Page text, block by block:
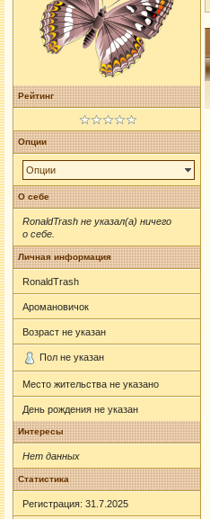
Рейтинг
Опции
Опции
О себе
RonaldTrash не указал(а) ничего
о себе.
Личная информация
RonaldTrash
Аромановичок
Возраст не указан
Пол не указан
Место жительства не указано
День рождения не указан
Интересы
Нет данных
Статистика
Регистрация: 31.7.2025